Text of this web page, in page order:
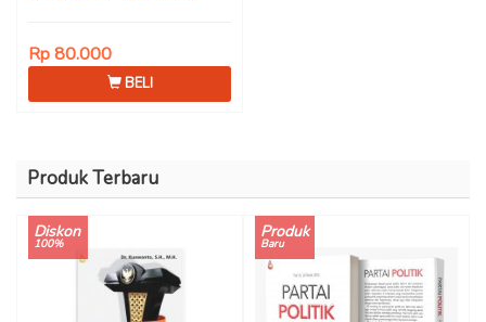
Rp 80.000
BELI
Produk Terbaru
Diskon
100%
Produk
Baru